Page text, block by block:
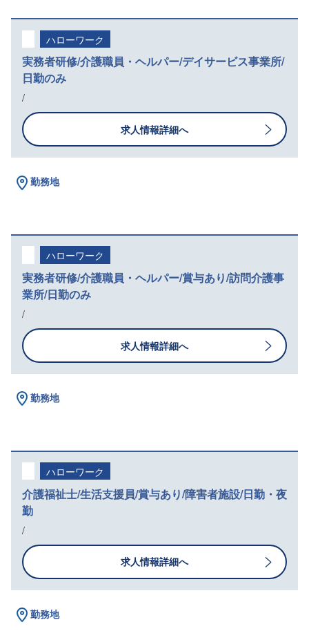
ハローワーク
実務者研修/介護職員・ヘルパー/デイサービス事業所/
日勤のみ
/
求人情報詳細へ
勤務地
ハローワーク
実務者研修/介護職員・ヘルパー/賞与あり/訪問介護事
業所/日勤のみ
/
求人情報詳細へ
勤務地
ハローワーク
介護福祉士/生活支援員/賞与あり/障害者施設/日勤・夜
勤
/
求人情報詳細へ
勤務地